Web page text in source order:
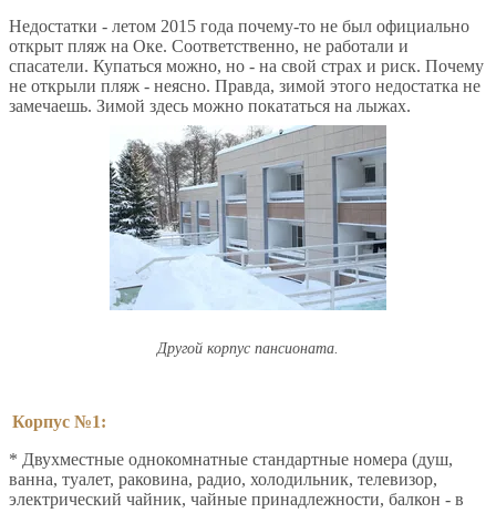
Недостатки - летом 2015 года почему-то не был официально
открыт пляж на Оке. Соответственно, не работали и
спасатели. Купаться можно, но - на свой страх и риск. Почему
не открыли пляж - неясно. Правда, зимой этого недостатка не
замечаешь. Зимой здесь можно покататься на лыжах.
Другой корпус пансионата.
Корпус №1:
* Двухместные однокомнатные стандартные номера (душ,
ванна, туалет, раковина, радио, холодильник, телевизор,
электрический чайник, чайные принадлежности, балкон - в